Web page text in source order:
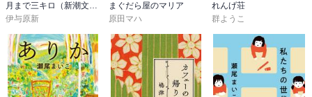
月まで三キロ（新潮文庫）
伊与原新
まぐだら屋のマリア
原田マハ
れんげ荘
群ようこ